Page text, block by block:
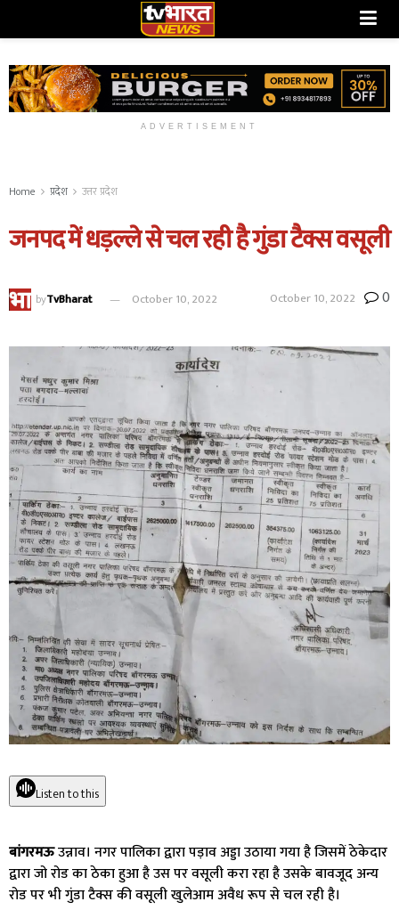
ADVERTISEMENT
Home प्रदेश उत्तर प्रदेश
जनपद में धड़ल्ले से चल रही है गुंडा टैक्स वसूली
byTvBharat October 10, 2022 October 10, 2022 0
Listen to this
बांगरमऊउन्नाव। नगर पालिका द्वारा पड़ाव अड्डा उठाया गया है जिसमें ठेकेदार
द्वारा जो रोड का ठेका हुआ है उस पर वसूली करा रहा है उसके बावजूद अन्य
रोड पर भी गुंडा टैक्स की वसूली खुलेआम अवैध रूप से चल रही है।